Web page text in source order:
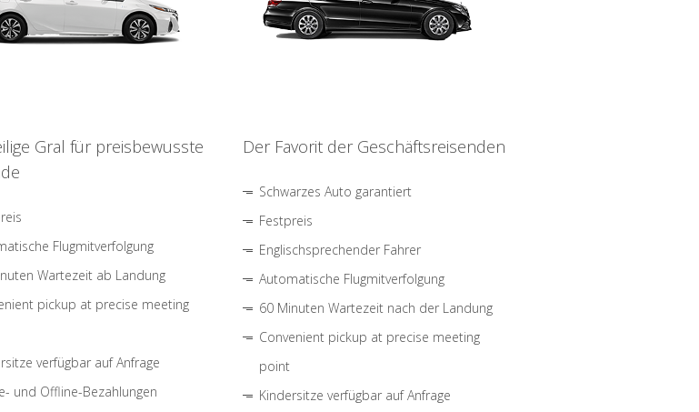
Gral für preisbewusste
Flugmitverfolgung
Wartezeit ab Landung
pickup at precise meeting
verfügbar auf Anfrage
und Offline-Bezahlungen
Der Favorit der Geschäftsreisenden
Schwarzes Auto garantiert
Festpreis
Englischsprechender Fahrer
Automatische Flugmitverfolgung
60 Minuten Wartezeit nach der Landung
Convenient pickup at precise meeting
point
Kindersitze verfügbar auf Anfrage